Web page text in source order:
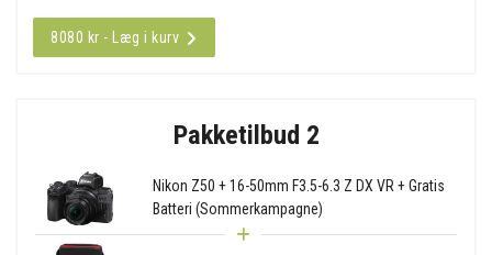
8080 kr - Læg i kurv
Pakketilbud 2
Nikon Z50 + 16-50mm F3.5-6.3 Z DX VR + Gratis
Batteri (Sommerkampagne)